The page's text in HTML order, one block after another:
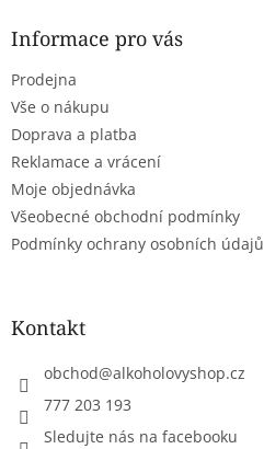
Informace pro vás
Prodejna
Vše o nákupu
Doprava a platba
Reklamace a vrácení
Moje objednávka
Všeobecné obchodní podmínky
Podmínky ochrany osobních údajů
Kontakt
obchod@alkoholovyshop.cz
777 203 193
Sledujte nás na facebooku